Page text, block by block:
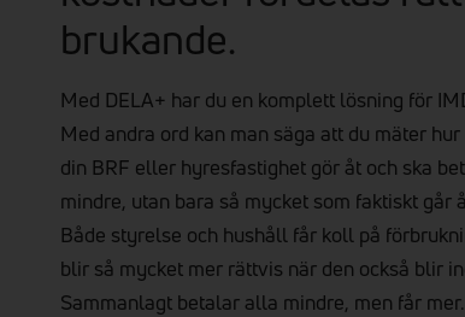
brukande.
Med DELA+ har du en komplett lösning för
Med andra ord kan man säga att du mäter
din BRF eller hyresfastighet gör åt och ska
mindre, utan bara så mycket som faktiskt går
Både styrelse och hushåll får koll på
blir så mycket mer rättvis när den också blir
Sammanlagt betalar alla mindre, men får mer.